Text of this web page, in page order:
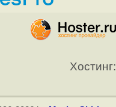
Хостинг: